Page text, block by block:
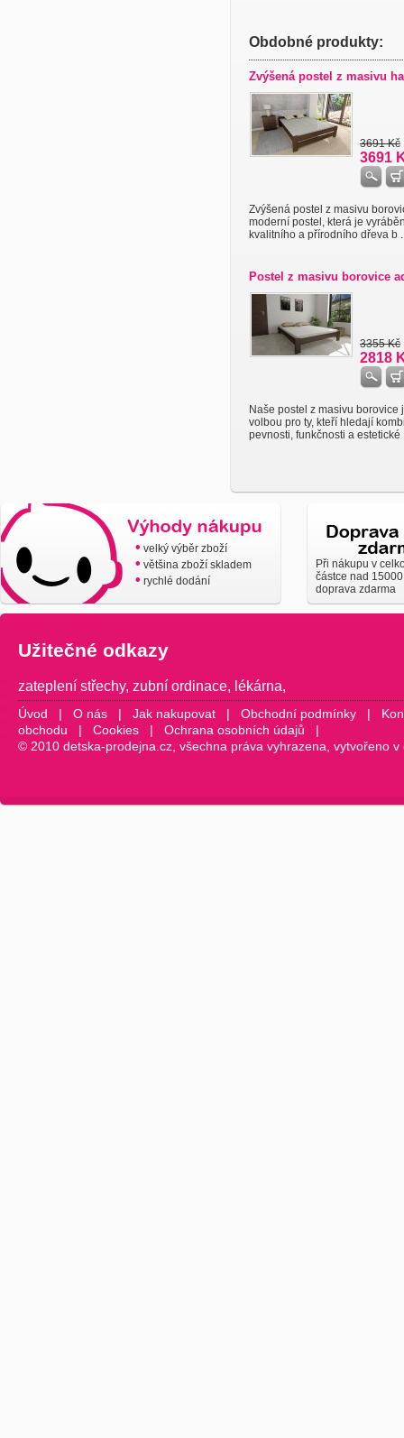
Obdobné produkty:
Zvýšená postel z masivu
3691 Kč
3691
Zvýšená postel z masivu
moderní postel, která je
kvalitního a přírodního dřeva b
Postel z masivu borovice
3355 Kč
2818
Naše postel z masivu borovice
volbou pro ty, kteří hledají
pevnosti, funkčnosti a estetické
• velký výběr zboží
• většina zboží skladem
• rychlé dodání
Při nákupu v
částce nad
doprava zdarma
Užitečné odkazy
zateplení střechy, zubní ordinace, lékárna,
Úvod | O nás | Jak nakupovat | Obchodní podmínky |
obchodu | Cookies | Ochrana osobních údajů |
© 2010 detska-prodejna.cz, všechna práva vyhrazena, vytvořeno v